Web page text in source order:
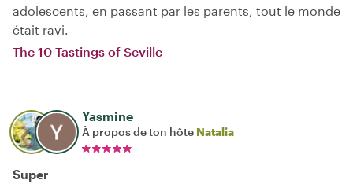
adolescents, en passant par les parents, tout le monde
était ravi.
The 10 Tastings of Seville
Yasmine
À propos de ton hôte Natalia
Super